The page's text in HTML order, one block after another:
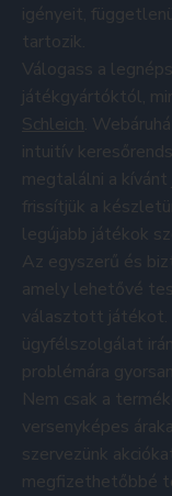
igényeit,
tartozik.
Válogass a
játékgyártóktól,
Schleich.
intuitív
megtalálni a
frissítjük a
legújabb játékok
Az egyszerű és
amely lehetővé
választott játékot.
ügyfélszolgálat
problémára
Nem csak a
versenyképes
szervezünk
megfizethetőbbé